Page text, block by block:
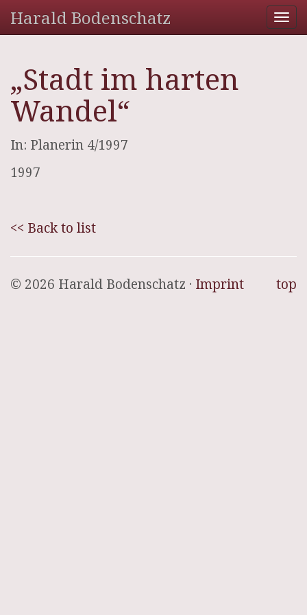
Harald Bodenschatz
„Stadt im harten
Wandel“
In: Planerin 4/1997
1997
<< Back to list
top
© 2026 Harald Bodenschatz · Imprint